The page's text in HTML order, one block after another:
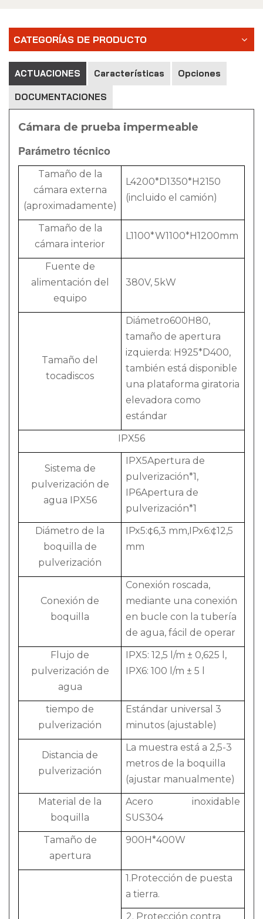
CATEGORÍAS DE PRODUCTO
ACTUACIONES Características Opciones
DOCUMENTACIONES
Cámara de prueba impermeable
Parámetro técnico
Tamaño de la
cámara externa
(aproximadamente)
L4200*D1350*H2150
(incluido el camión)
Tamaño de la
cámara interior
L1100*W1100*H1200mm
Fuente de
alimentación del
equipo
380V, 5kW
Tamaño del
tocadiscos
Diámetro600H80,
tamaño de apertura
izquierda: H925*D400,
también está disponible
una plataforma giratoria
elevadora como
estándar
IPX56
Sistema de
pulverización de
agua IPX56
IPX5Apertura de
pulverización*1,
IP6Apertura de
pulverización*1
Diámetro de la
boquilla de
pulverización
IPx5:¢6,3 mm,IPx6:¢12,5
mm
Conexión de
boquilla
Conexión roscada,
mediante una conexión
en bucle con la tubería
de agua, fácil de operar
Flujo de
pulverización de
agua
IPX5: 12,5 l/m ± 0,625 l,
IPX6: 100 l/m ± 5 l
tiempo de
pulverización
Estándar universal 3
minutos (ajustable)
Distancia de
pulverización
La muestra está a 2,5-3
metros de la boquilla
(ajustar manualmente)
Material de la
boquilla
Acero inoxidable
SUS304
Tamaño de
apertura
900H*400W
1.Protección de puesta
a tierra.
2. Protección contra